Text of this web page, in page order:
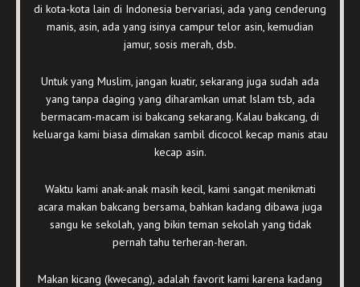
di kota-kota lain di Indonesia bervariasi, ada yang cenderung
manis, asin, ada yang isinya campur telor asin, kemudian
jamur, sosis merah, dsb.
Untuk yang Muslim, jangan kuatir, sekarang juga sudah ada
yang tanpa daging yang diharamkan umat Islam tsb, ada
bermacam-macam isi bakcang sekarang. Kalau bakcang, di
keluarga kami biasa dimakan sambil dicocol kecap manis atau
kecap asin.
Waktu kami anak-anak masih kecil, kami sangat menikmati
acara makan bakcang bersama, bahkan kadang dibawa juga
sangu ke sekolah, yang bikin teman sekolah yang tidak
pernah tahu terheran-heran.
Makan kicang (kwecang), adalah favorit kami karena kadang